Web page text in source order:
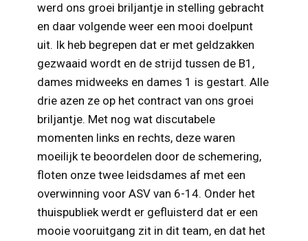
werd ons groei briljantje in stelling gebracht
en daar volgende weer een mooi doelpunt
uit. Ik heb begrepen dat er met geldzakken
gezwaaid wordt en de strijd tussen de B1,
dames midweeks en dames 1 is gestart. Alle
drie azen ze op het contract van ons groei
briljantje. Met nog wat discutabele
momenten links en rechts, deze waren
moeilijk te beoordelen door de schemering,
floten onze twee leidsdames af met een
overwinning voor ASV van 6-14. Onder het
thuispubliek werdt er gefluisterd dat er een
mooie vooruitgang zit in dit team, en dat het